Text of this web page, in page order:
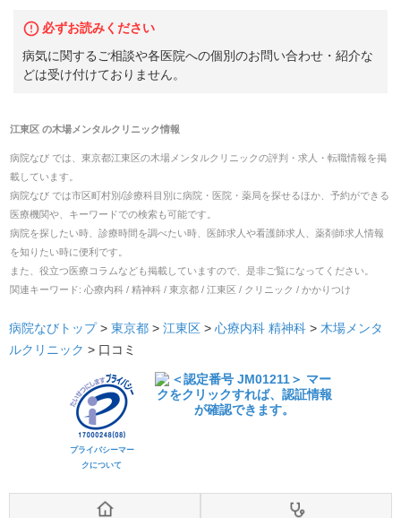
必ずお読みください
病気に関するご相談や各医院への個別のお問い合わせ・紹介な
どは受け付けておりません。
江東区 の木場メンタルクリニック情報
病院なび では、 東京都江東区の木場メンタルクリニックの評判・求人・転職情報を掲
載しています。
病院なび では市区町村別/診療科目別に病院・医院・薬局を探せるほか、予約ができる
医療機関や、キーワードでの検索も可能です。
病院を探したい時、診療時間を調べたい時、医師求人や看護師求人、薬剤師求人情報
を知りたい時に便利です。
また、役立つ医療コラムなども掲載していますので、是非ご覧になってください。
関連キーワード: 心療内科 / 精神科 / 東京都 / 江東区 / クリニック / かかりつけ
病院なびトップ > 東京都 > 江東区 > 心療内科 精神科 > 木場メンタ
ルクリニック > 口コミ
プライバシーマー
クについて